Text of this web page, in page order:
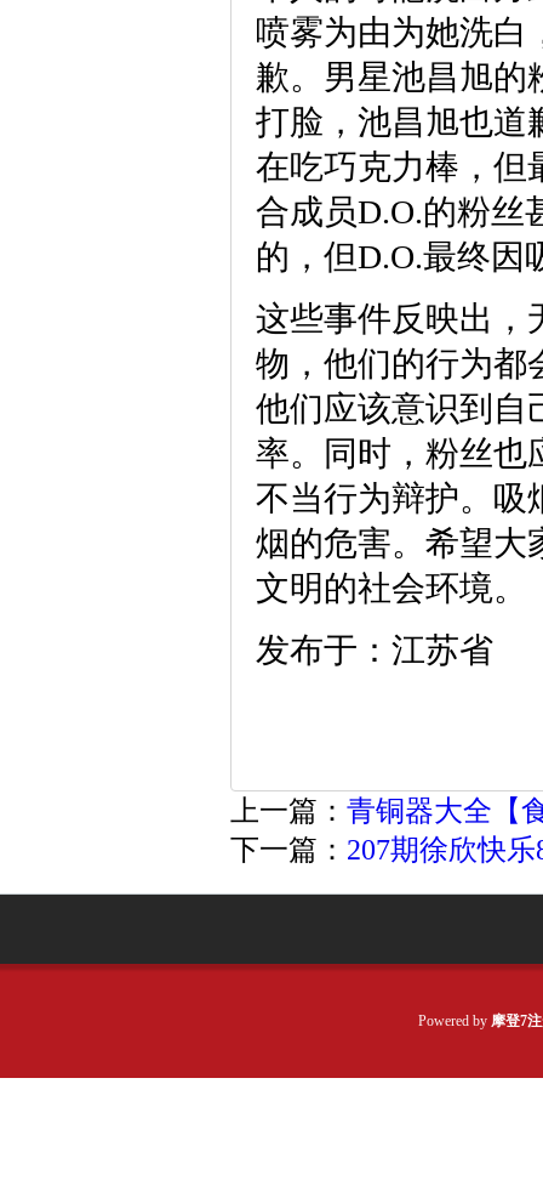
喷雾为由为她洗白
歉。男星池昌旭的
打脸，池昌旭也道
在吃巧克力棒，但
合成员D.O.的粉丝
的，但D.O.最终因
这些事件反映出，
物，他们的行为都
他们应该意识到自
率。同时，粉丝也
不当行为辩护。吸
烟的危害。希望大
文明的社会环境。
发布于：江苏省
上一篇： 青铜器大全【
下一篇： 207期徐欣快
Powered by 摩登7